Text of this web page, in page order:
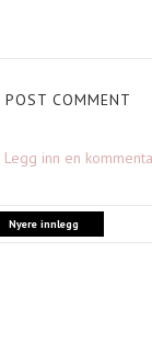
POST COMMENT
Legg inn en
Nyere innlegg